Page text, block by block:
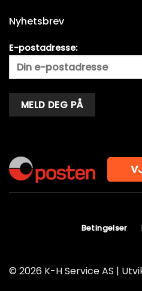
Nyhetsbrev
E-postadresse:
© 2026 K-H Service AS |
Betingelser